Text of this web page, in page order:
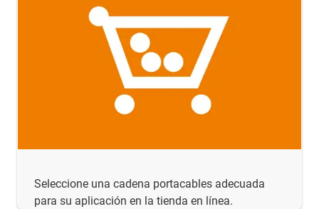
Seleccione una cadena portacables adecuada
para su aplicación en la tienda en línea.